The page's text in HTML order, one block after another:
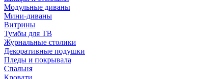
Модульные диваны
Мини-диваны
Витрины
Тумбы для ТВ
Журнальные столики
Декоративные подушки
Пледы и покрывала
Спальня
Кровати